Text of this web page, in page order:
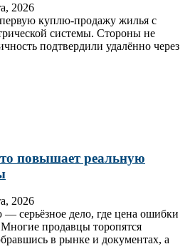
2026
куплю‑продажу жилья с
системы. Стороны не
подтвердили удалённо через
повышает реальную
2026
серьёзное дело, где цена ошибки
продавцы торопятся
в рынке и документах, а